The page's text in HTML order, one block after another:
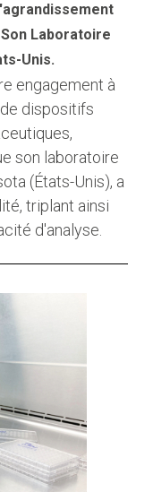
Laboratoire
Unis.
engagement à
dispositifs
son laboratoire
(États-Unis), a
triplant ainsi
d'analyse.